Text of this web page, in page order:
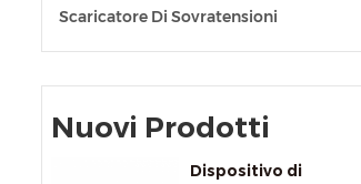
Scaricatore Di Sovratensioni
Nuovi Prodotti
Dispositivo di